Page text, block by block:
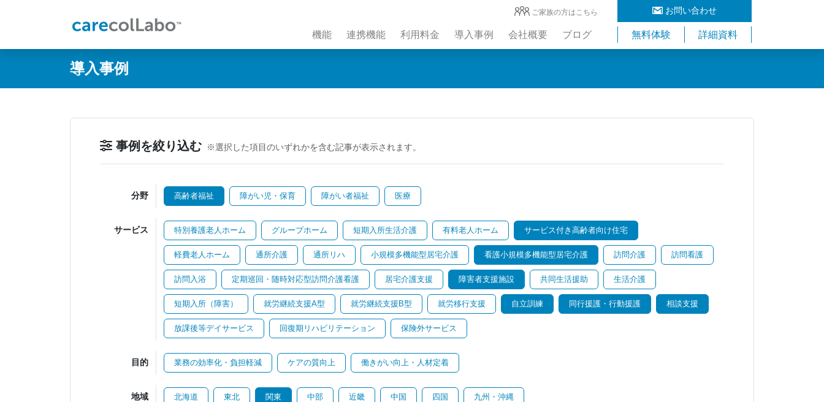
お問い合わせ
ご家族の方はこちら
機能 連携機能 利用料金 導入事例 会社概要 ブログ 無料体験 詳細資料
導入事例
事例を絞り込む ※選択した項目のいずれかを含む記事が表示されます。
分野 高齢者福祉 障がい児・保育 障がい者福祉 医療
サービス 特別養護老人ホーム グループホーム 短期入所生活介護 有料老人ホーム サービス付き高齢者向け住宅
軽費老人ホーム 通所介護 通所リハ 小規模多機能型居宅介護 看護小規模多機能型居宅介護 訪問介護 訪問看護
訪問入浴 定期巡回・随時対応型訪問介護看護 居宅介護支援 障害者支援施設 共同生活援助 生活介護
短期入所（障害） 就労継続支援A型 就労継続支援B型 就労移行支援 自立訓練 同行援護・行動援護 相談支援
放課後等デイサービス 回復期リハビリテーション 保険外サービス
目的 業務の効率化・負担軽減 ケアの質向上 働きがい向上・人材定着
地域 北海道 東北 関東 中部 近畿 中国 四国 九州・沖縄